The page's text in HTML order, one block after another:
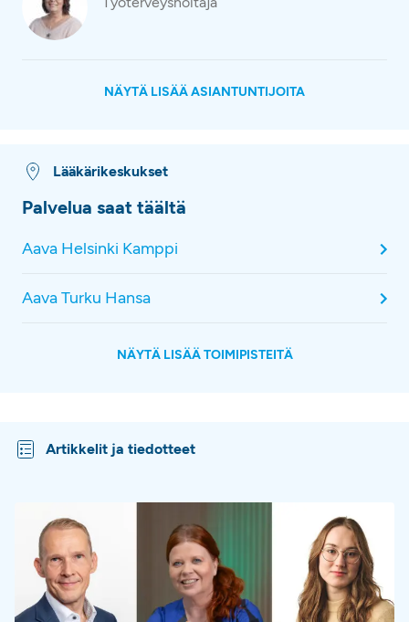
NÄYTÄ LISÄÄ ASIANTUNTIJOITA
Lääkärikeskukset
Palvelua saat täältä
Aava Helsinki Kamppi
Aava Turku Hansa
NÄYTÄ LISÄÄ TOIMIPISTEITÄ
Artikkelit ja tiedotteet